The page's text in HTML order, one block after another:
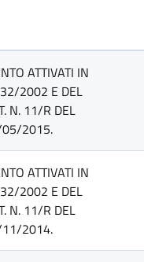
ATTIVATI IN
32/2002 E DEL
N. 11/R DEL
2015.
ATTIVATI IN
32/2002 E DEL
N. 11/R DEL
2014.